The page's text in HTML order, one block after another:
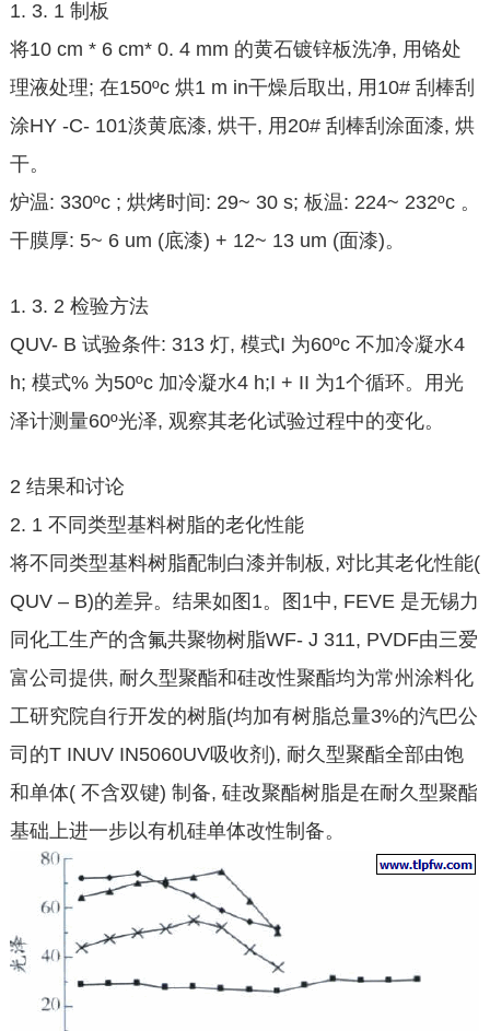
1. 3. 1 制板
将10 cm * 6 cm* 0. 4 mm 的黄石镀锌板洗净, 用铬处
理液处理; 在150ºc 烘1 m in干燥后取出, 用10# 刮棒刮
涂HY -C- 101淡黄底漆, 烘干, 用20# 刮棒刮涂面漆, 烘
干。
炉温: 330ºc ; 烘烤时间: 29~ 30 s; 板温: 224~ 232ºc 。
干膜厚: 5~ 6 um (底漆) + 12~ 13 um (面漆)。
1. 3. 2 检验方法
QUV- B 试验条件: 313 灯, 模式I 为60ºc 不加冷凝水4
h; 模式% 为50ºc 加冷凝水4 h;I + II 为1个循环。用光
泽计测量60º光泽, 观察其老化试验过程中的变化。
2 结果和讨论
2. 1 不同类型基料树脂的老化性能
将不同类型基料树脂配制白漆并制板, 对比其老化性能(
QUV – B)的差异。结果如图1。图1中, FEVE 是无锡力
同化工生产的含氟共聚物树脂WF- J 311, PVDF由三爱
富公司提供, 耐久型聚酯和硅改性聚酯均为常州涂料化
工研究院自行开发的树脂(均加有树脂总量3%的汽巴公
司的T INUV IN5060UV吸收剂), 耐久型聚酯全部由饱
和单体( 不含双键) 制备, 硅改聚酯树脂是在耐久型聚酯
基础上进一步以有机硅单体改性制备。